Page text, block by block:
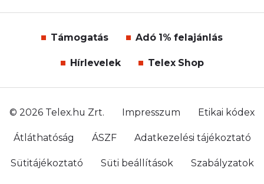
Támogatás Adó 1% felajánlás
Hírlevelek Telex Shop
© 2026 Telex.hu Zrt. Impresszum Etikai kódex
Átláthatóság ÁSZF Adatkezelési tájékoztató
Sütitájékoztató Süti beállítások Szabályzatok